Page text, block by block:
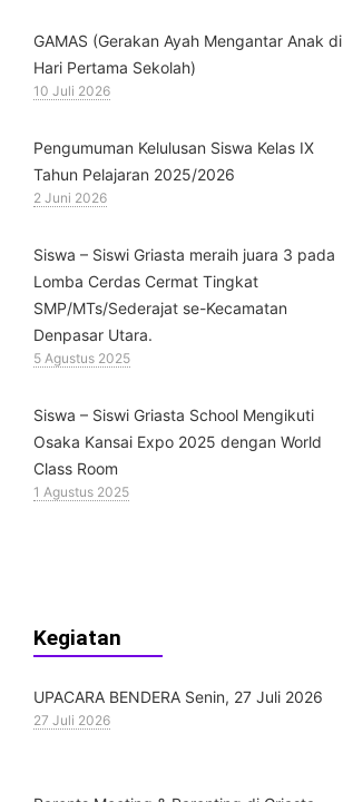
GAMAS (Gerakan Ayah Mengantar Anak di
Hari Pertama Sekolah)
10 Juli 2026
Pengumuman Kelulusan Siswa Kelas IX
Tahun Pelajaran 2025/2026
2 Juni 2026
Siswa – Siswi Griasta meraih juara 3 pada
Lomba Cerdas Cermat Tingkat
SMP/MTs/Sederajat se-Kecamatan
Denpasar Utara.
5 Agustus 2025
Siswa – Siswi Griasta School Mengikuti
Osaka Kansai Expo 2025 dengan World
Class Room
1 Agustus 2025
Kegiatan
UPACARA BENDERA Senin, 27 Juli 2026
27 Juli 2026